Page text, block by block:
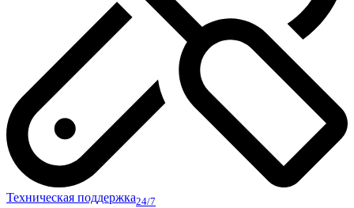
Техническая поддержка24/7